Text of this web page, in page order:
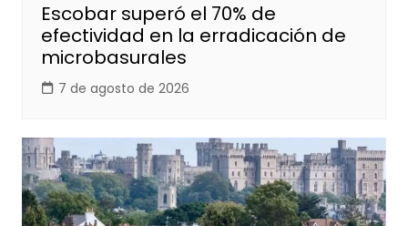
Escobar superó el 70% de
efectividad en la erradicación de
microbasurales
7 de agosto de 2026